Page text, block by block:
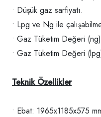
• Düşük gaz sarfiyatı.
• Lpg ve Ng ile
• Gaz Tüketim Değeri
• Gaz Tüketim Değeri
Teknik Özellikler
• Ebat: 1965x1185x575